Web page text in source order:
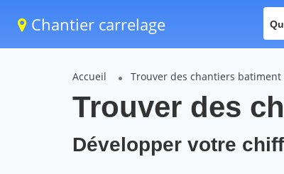
Chantier carrelage
Accueil Trouver des chantiers batiment
Trouver des
Développer votre